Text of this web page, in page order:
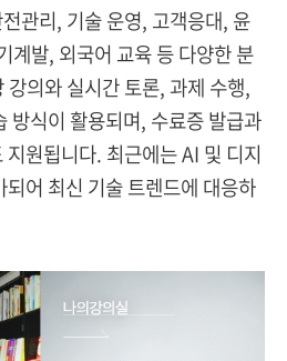
관리, 기술 운영, 고객응대, 윤
계발, 외국어 교육 등 다양한 분
의와 실시간 토론, 과제 수행,
방식이 활용되며, 수료증 발급과
원됩니다. 최근에는 AI 및 디지
어 최신 기술 트렌드에 대응하